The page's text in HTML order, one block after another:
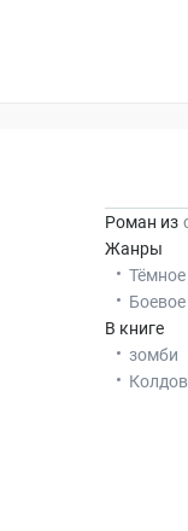
Роман из
Жанры
В книге
зомби